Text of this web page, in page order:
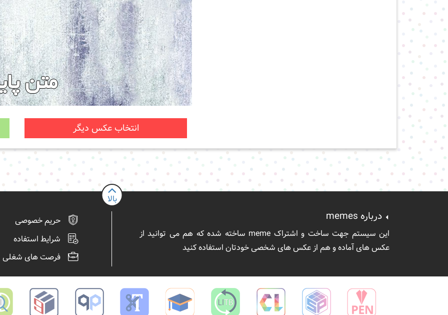
متن
انتخاب عکس دیگر
بالا
درباره memes
این سیستم جهت ساخت و اشتراک meme ساخته شده که هم می توانید از
عکس های آماده و هم از عکس های شخصی خودتان استفاده کنید
حریم خصوصی
شرایط استفاده
فرصت های شغلی